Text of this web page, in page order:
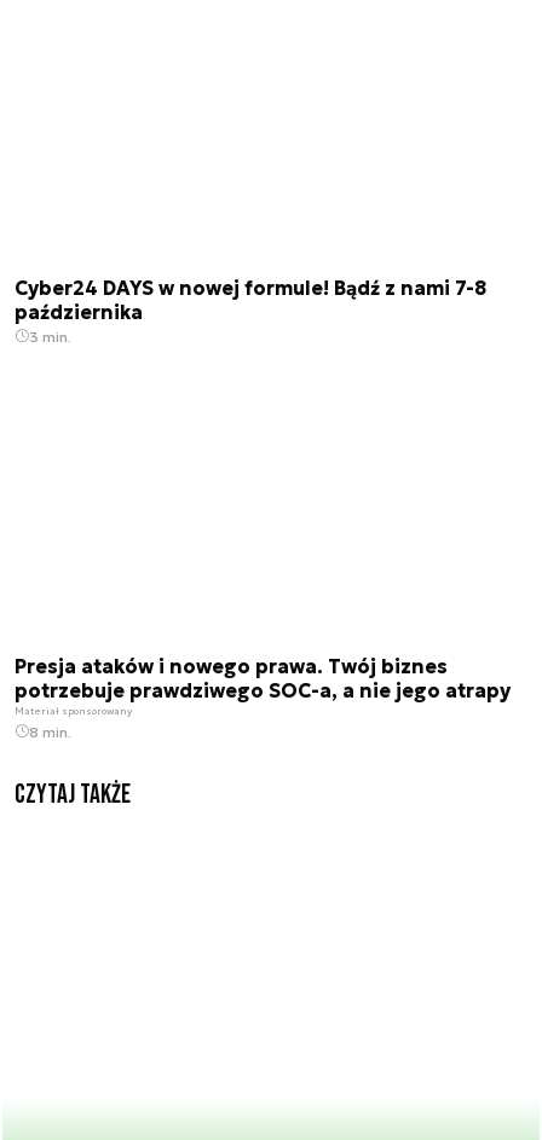
Cyber24 DAYS w nowej formule! Bądź z nami 7-8
października
3 min.
Presja ataków i nowego prawa. Twój biznes
potrzebuje prawdziwego SOC-a, a nie jego atrapy
Materiał sponsorowany
8 min.
Czytaj także